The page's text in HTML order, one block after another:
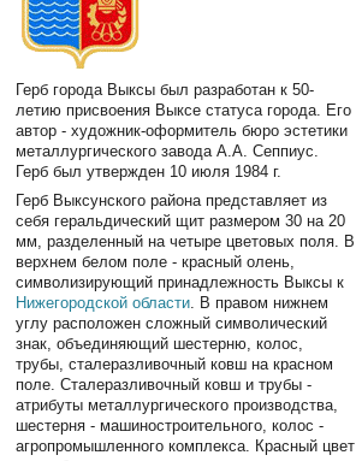
Герб города Выксы был разработан к 50-
летию присвоения Выксе статуса города. Его
автор - художник-оформитель бюро эстетики
металлургического завода А.А. Сеппиус.
Герб был утвержден 10 июля 1984 г.
Герб Выксунского района представляет из
себя геральдический щит размером 30 на 20
мм, разделенный на четыре цветовых поля. В
верхнем белом поле - красный олень,
символизирующий принадлежность Выксы к
Нижегородской области . В правом нижнем
углу расположен сложный символический
знак, объединяющий шестерню, колос,
трубы, сталеразливочный ковш на красном
поле. Сталеразливочный ковш и трубы -
атрибуты металлургического производства,
шестерня - машиностроительного, колос -
агропромышленного комплекса. Красный цвет